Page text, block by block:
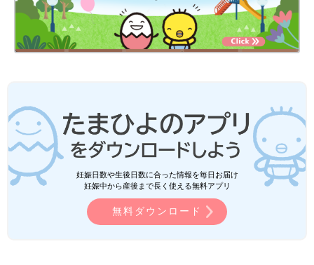
妊娠日数や生後日数に合った情報を毎日お届け
妊娠中から産後まで長く使える無料アプリ
無料ダウンロード